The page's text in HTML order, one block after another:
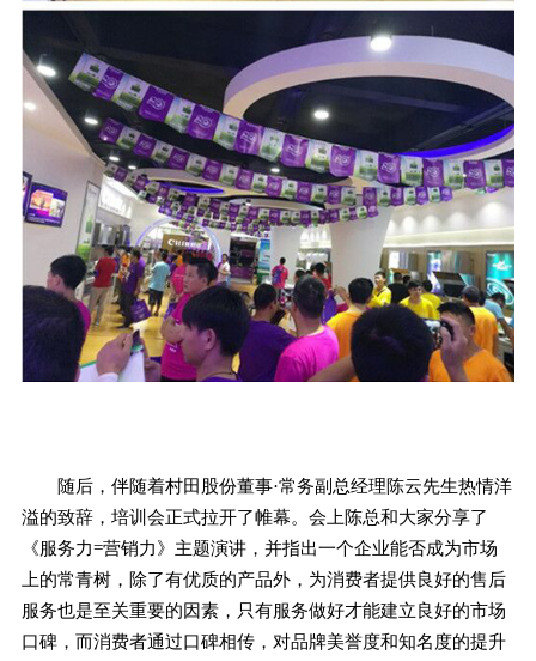
随后，伴随着村田股份董事·常务副总经理陈云先生热情洋
溢的致辞，培训会正式拉开了帷幕。会上陈总和大家分享了
《服务力=营销力》主题演讲，并指出一个企业能否成为市场
上的常青树，除了有优质的产品外，为消费者提供良好的售后
服务也是至关重要的因素，只有服务做好才能建立良好的市场
口碑，而消费者通过口碑相传，对品牌美誉度和知名度的提升